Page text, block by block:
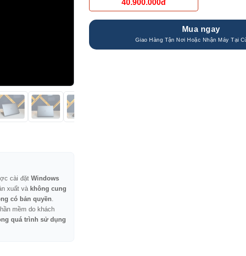
cài đặt Windows
xuất và không cung
có bản quyền.
mềm do khách
quá trình sử dụng
40.900.000đ
Mua ngay